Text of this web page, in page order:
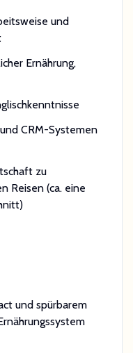
und
Ernährung,
CRM-Systemen
zu
Reisen (ca. eine
und spürbarem